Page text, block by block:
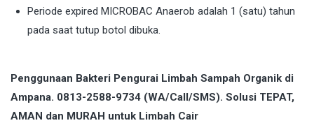
Periode expired MICROBAC Anaerob adalah 1 (satu) tahun
pada saat tutup botol dibuka.
Penggunaan Bakteri Pengurai Limbah Sampah Organik di
Ampana. 0813-2588-9734 (WA/Call/SMS). Solusi TEPAT,
AMAN dan MURAH untuk Limbah Cair